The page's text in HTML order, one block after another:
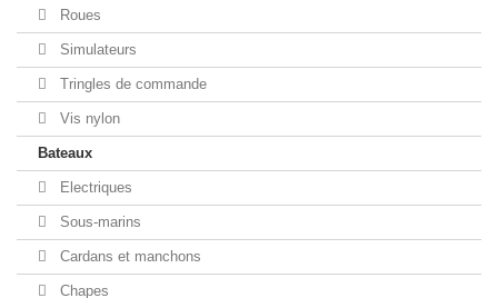
Roues
Simulateurs
Tringles de commande
Vis nylon
Bateaux
Electriques
Sous-marins
Cardans et manchons
Chapes